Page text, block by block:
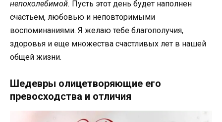
непоколебимой. Пусть этот день будет наполнен
счастьем, любовью и неповторимыми
воспоминаниями. Я желаю тебе благополучия,
здоровья и еще множества счастливых лет в нашей
общей жизни.
Шедевры олицетворяющие его
превосходства и отличия